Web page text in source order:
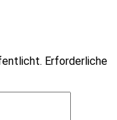
Erforderliche